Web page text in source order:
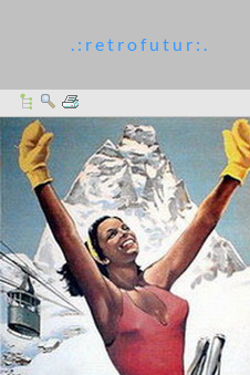
. : r e t r o f u t u r : .